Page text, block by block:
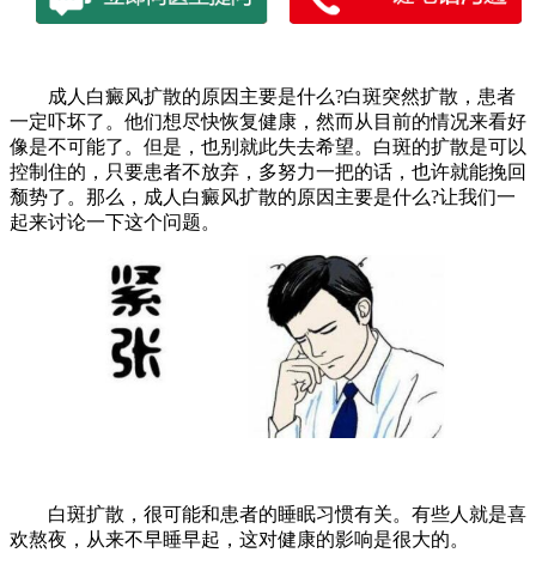
成人白癜风扩散的原因主要是什么?白斑突然扩散，患者
一定吓坏了。他们想尽快恢复健康，然而从目前的情况来看好
像是不可能了。但是，也别就此失去希望。白斑的扩散是可以
控制住的，只要患者不放弃，多努力一把的话，也许就能挽回
颓势了。那么，成人白癜风扩散的原因主要是什么?让我们一
起来讨论一下这个问题。
白斑扩散，很可能和患者的睡眠习惯有关。有些人就是喜
欢熬夜，从来不早睡早起，这对健康的影响是很大的。